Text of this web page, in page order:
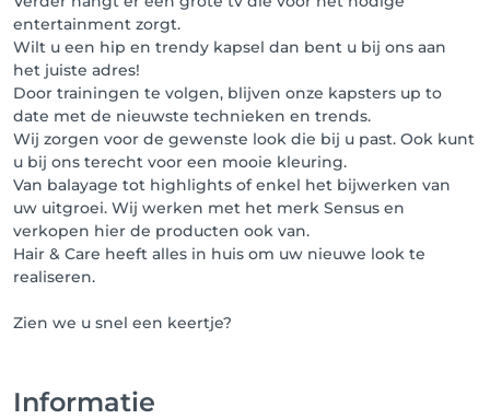
entertainment zorgt.
Wilt u een hip en trendy kapsel dan bent u bij ons aan
het juiste adres!
Door trainingen te volgen, blijven onze kapsters up to
date met de nieuwste technieken en trends.
Wij zorgen voor de gewenste look die bij u past. Ook kunt
u bij ons terecht voor een mooie kleuring.
Van balayage tot highlights of enkel het bijwerken van
uw uitgroei. Wij werken met het merk Sensus en
verkopen hier de producten ook van.
Hair & Care heeft alles in huis om uw nieuwe look te
realiseren.
Zien we u snel een keertje?
Informatie